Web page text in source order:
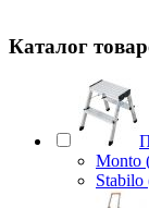
Каталог
Monto